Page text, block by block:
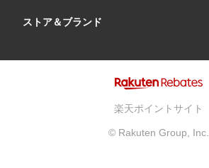
サイトマップ
リーベイツ ポイントアシスト
楽天市場
ストア＆ブランド
楽天ポイントサイト
© Rakuten Group, Inc.